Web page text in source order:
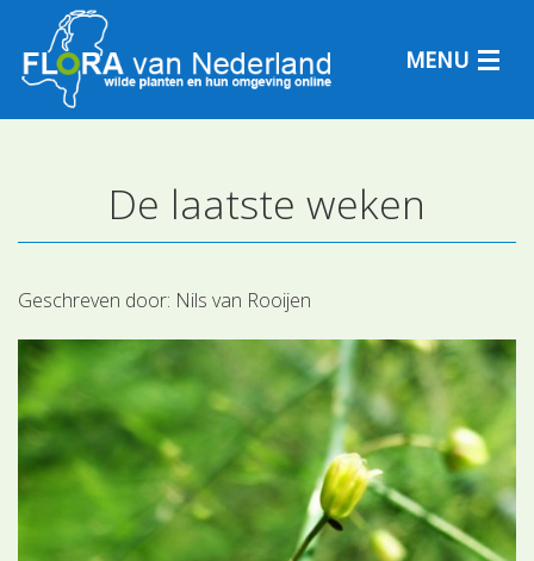
MENU
Plantensoorten
Plantengemeenschappen
Determineren
De laatste weken
Geschreven door: Nils van Rooijen